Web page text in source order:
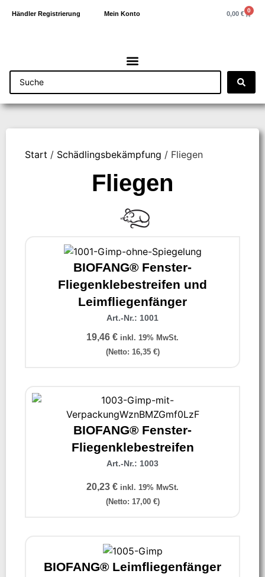
Händler Registrierung Mein Konto 0,00 € 0
Start / Schädlingsbekämpfung / Fliegen
Fliegen
BIOFANG® Fenster-
Fliegenklebestreifen und
Leimfliegenfänger
Art.-Nr.: 1001
19,46 € inkl. 19% MwSt.
(Netto: 16,35 €)
BIOFANG® Fenster-
Fliegenklebestreifen
Art.-Nr.: 1003
20,23 € inkl. 19% MwSt.
(Netto: 17,00 €)
BIOFANG® Leimfliegenfänger